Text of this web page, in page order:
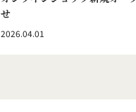
せ
2026.04.01